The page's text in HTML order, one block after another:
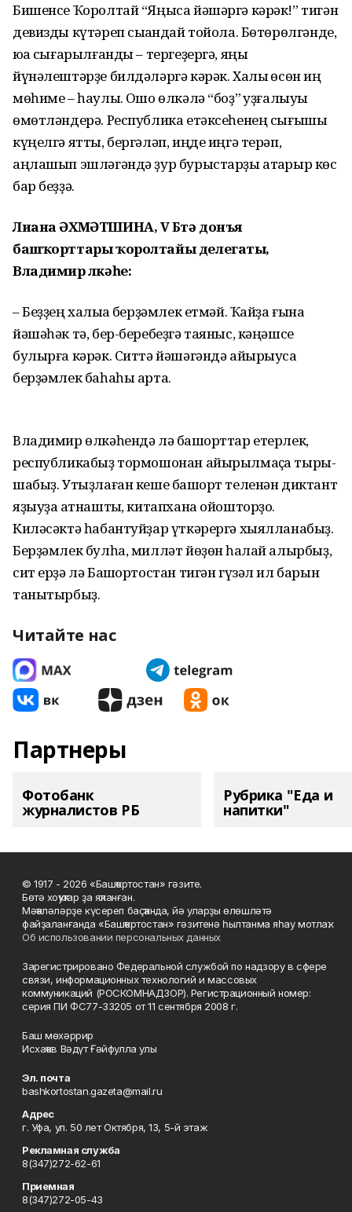
Бишенсе Ҡоролтай “Яңыса йәшәргә кәрәк!” тигән
девизды күтәреп сыҡҡандай тойола. Бөтөрөлгәнде,
юҡҡа сығарылғанды – тергеҙергә, яңы
йүнәлештәрҙе билдәләргә кә­рәк. Халыҡ өсөн иң
мөһиме – һаулыҡ. Ошо өлкәлә “боҙ” ҡуҙғалыуы
өмөт­ләндерә. Республика етәксеһенең сығышы
күңелгә ятты, бергәләп, иңде иңгә терәп,
аңлашып эшлә­гәндә ҙур бурыстарҙы атҡарыр көс
бар беҙҙә.
Лиана ӘХМӘТШИНА, V Бөтә донъя
башҡорттары ҡоролтайы делегаты,
Владимир өлкәһе:
– Беҙҙең халыҡҡа берҙәмлек етмәй. Ҡайҙа ғына
йәшәһәк тә, бер-беребеҙгә таяныс, кәңәшсе
булырға кәрәк. Ситтә йәшәгәндә айырыуса
берҙәмлек баһаһы арта.
Владимир өлкәһендә лә баш­ҡорттар етерлек,
республикабыҙ тормошонан айырылмаҫҡа тыры­
шабыҙ. Утыҙлаған кеше башҡорт те­ленән диктант
яҙыуҙа ҡат­наштыҡ, китапхана ойошторҙоҡ.
Киләсәктә һабантуйҙар үткәрергә хыялланабыҙ.
Берҙәмлек булһа, милләт йөҙөн һаҡлай алырбыҙ,
сит ерҙә лә Башҡортостан тигән гүзәл ил барын
танытырбыҙ.
Читайте нас
Партнеры
Фотобанк
журналистов РБ
Рубрика "Еда и
напитки"
© 1917 - 2026 «Башҡортостан» гәзите.
Бөтә хоҡуҡтар ҙа яҡланған.
Мәҡәләләрҙе күсереп баҫҡанда, йә уларҙы өлөшләтә
файҙаланғанда «Башҡортостан» гәзитенә һылтанма яһау мотлаҡ.
Об использовании персональных данных
Зарегистрировано Федеральной службой по надзору в сфере
связи, информационных технологий и массовых
коммуникаций (РОСКОМНАДЗОР). Регистрационный номер:
серия ПИ ФС77-33205 от 11 сентября 2008 г.
Баш мөхәррир
Исхаҡов Вәдүт Ғәйфулла улы
Эл. почта
bashkortostan.gazeta@mail.ru
Адрес
г. Уфа, ул. 50 лет Октября, 13, 5-й этаж
Рекламная служба
8(347)272-62-61
Приемная
8(347)272-05-43